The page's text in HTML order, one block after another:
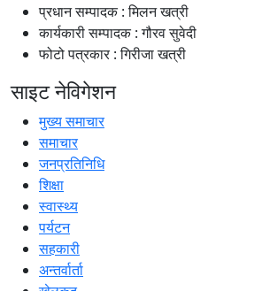
प्रधान सम्पादक : मिलन खत्री
कार्यकारी सम्पादक : गौरव सुवेदी
फोटो पत्रकार : गिरीजा खत्री
साइट नेविगेशन
मुख्य समाचार
समाचार
जनप्रतिनिधि
शिक्षा
स्वास्थ्य
पर्यटन
सहकारी
अन्तर्वार्ता